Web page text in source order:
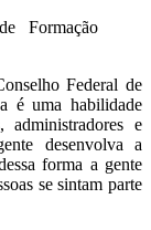
Formação
Federal de
é uma habilidade
e
desenvolva a
forma a gente
se sintam parte